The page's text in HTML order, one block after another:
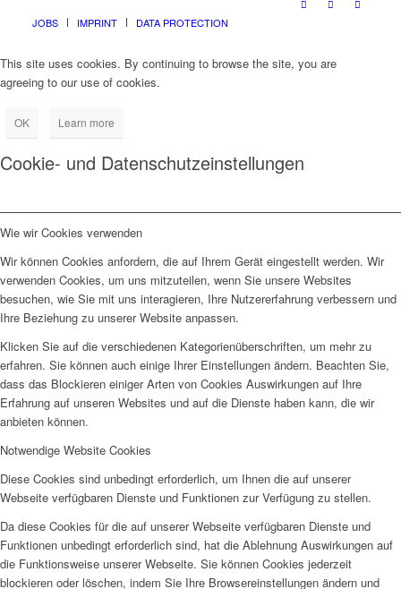
JOBS IMPRINT DATA PROTECTION
This site uses cookies. By continuing to browse the site, you are
agreeing to our use of cookies.
OK Learn more
Cookie- und Datenschutzeinstellungen
Wie wir Cookies verwenden
Wir können Cookies anfordern, die auf Ihrem Gerät eingestellt werden. Wir
verwenden Cookies, um uns mitzuteilen, wenn Sie unsere Websites
besuchen, wie Sie mit uns interagieren, Ihre Nutzererfahrung verbessern und
Ihre Beziehung zu unserer Website anpassen.
Klicken Sie auf die verschiedenen Kategorienüberschriften, um mehr zu
erfahren. Sie können auch einige Ihrer Einstellungen ändern. Beachten Sie,
dass das Blockieren einiger Arten von Cookies Auswirkungen auf Ihre
Erfahrung auf unseren Websites und auf die Dienste haben kann, die wir
anbieten können.
Notwendige Website Cookies
Diese Cookies sind unbedingt erforderlich, um Ihnen die auf unserer
Webseite verfügbaren Dienste und Funktionen zur Verfügung zu stellen.
Da diese Cookies für die auf unserer Webseite verfügbaren Dienste und
Funktionen unbedingt erforderlich sind, hat die Ablehnung Auswirkungen auf
die Funktionsweise unserer Webseite. Sie können Cookies jederzeit
blockieren oder löschen, indem Sie Ihre Browsereinstellungen ändern und